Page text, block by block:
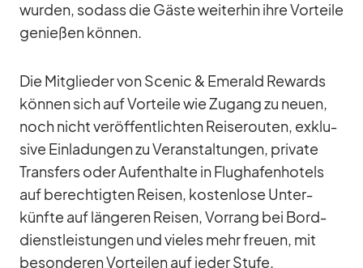
wur­den, so­dass die Gäste wei­ter­hin ihre Vor­teile
ge­nie­ßen kön­nen.
Die Mit­glie­der von Scenic & Emer­ald Re­wards
kön­nen sich auf Vor­teile wie Zu­gang zu neuen,
noch nicht ver­öf­fent­lich­ten Rei­se­rou­ten, ex­klu­
sive Ein­la­dun­gen zu Ver­an­stal­tun­gen, pri­vate
Trans­fers oder Auf­ent­halte in Flug­ha­fen­ho­tels
auf be­rech­tig­ten Rei­sen, kos­ten­lose Un­ter­
künfte auf län­ge­ren Rei­sen, Vor­rang bei Bord­
dienst­leis­tun­gen und vie­les mehr freuen, mit
be­son­de­ren Vor­tei­len auf je­der Stufe.